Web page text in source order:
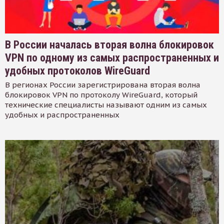
В России началась вторая волна блокировок
VPN по одному из самых распространенных и
удобных протоколов WireGuard
В регионах России зарегистрирована вторая волна
блокировок VPN по протоколу WireGuard, который
технические специалисты называют одним из самых
удобных и распространенных